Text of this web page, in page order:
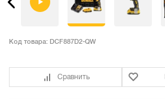
Код товара: DCF887D2-QW
Сравнить